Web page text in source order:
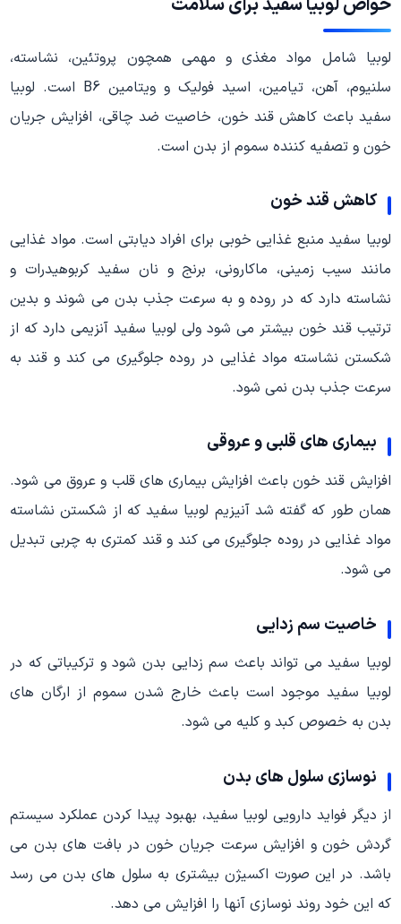
لوبیا شامل مواد مغذی و مهمی همچون پروتئین، نشاسته،
سلنیوم، آهن، تیامین، اسید فولیک و ویتامین B6 است. لوبیا
سفید باعث کاهش قند خون، خاصیت ضد چاقی، افزایش جریان
خون و تصفیه کننده سموم از بدن است.
کاهش قند خون
لوبیا سفید منبع غذایی خوبی برای افراد دیابتی است. مواد غذایی
مانند سیب زمینی، ماکارونی، برنج و نان سفید کربوهیدرات و
نشاسته دارد که در روده و به سرعت جذب بدن می شوند و بدین
ترتیب قند خون بیشتر می شود ولی لوبیا سفید آنزیمی دارد که از
شکستن نشاسته مواد غذایی در روده جلوگیری می کند و قند به
سرعت جذب بدن نمی شود.
بیماری های قلبی و عروقی
افزایش قند خون باعث افزایش بیماری های قلب و عروق می شود.
همان طور که گفته شد آنیزیم لوبیا سفید که از شکستن نشاسته
مواد غذایی در روده جلوگیری می کند و قند کمتری به چربی تبدیل
می شود.
خاصیت سم زدایی
لوبیا سفید می تواند باعث سم زدایی بدن شود و ترکیباتی که در
لوبیا سفید موجود است باعث خارج شدن سموم از ارگان های
بدن به خصوص کبد و کلیه می شود.
نوسازی سلول های بدن
از دیگر فواید دارویی لوبیا سفید، بهبود پیدا کردن عملکرد سیستم
گردش خون و افزایش سرعت جریان خون در بافت های بدن می
باشد. در این صورت اکسیژن بیشتری به سلول های بدن می رسد
که این خود روند نوسازی آنها را افزایش می دهد.